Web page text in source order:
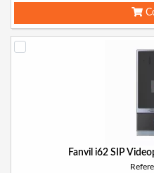
Fanvil i62 SIP